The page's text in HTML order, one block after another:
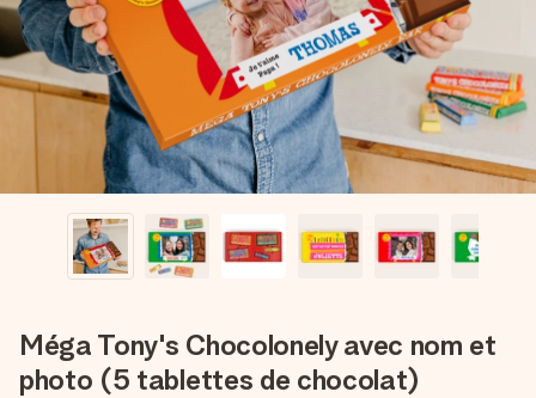
Créez quelque chose d’unique en quelques étapes – avec
son prénom, votre photo ou un message qui touche le cœur.
Sans complications, juste tout l’amour pour le moment idéal.
Méga Tony's Chocolonely avec nom et
photo (5 tablettes de chocolat)